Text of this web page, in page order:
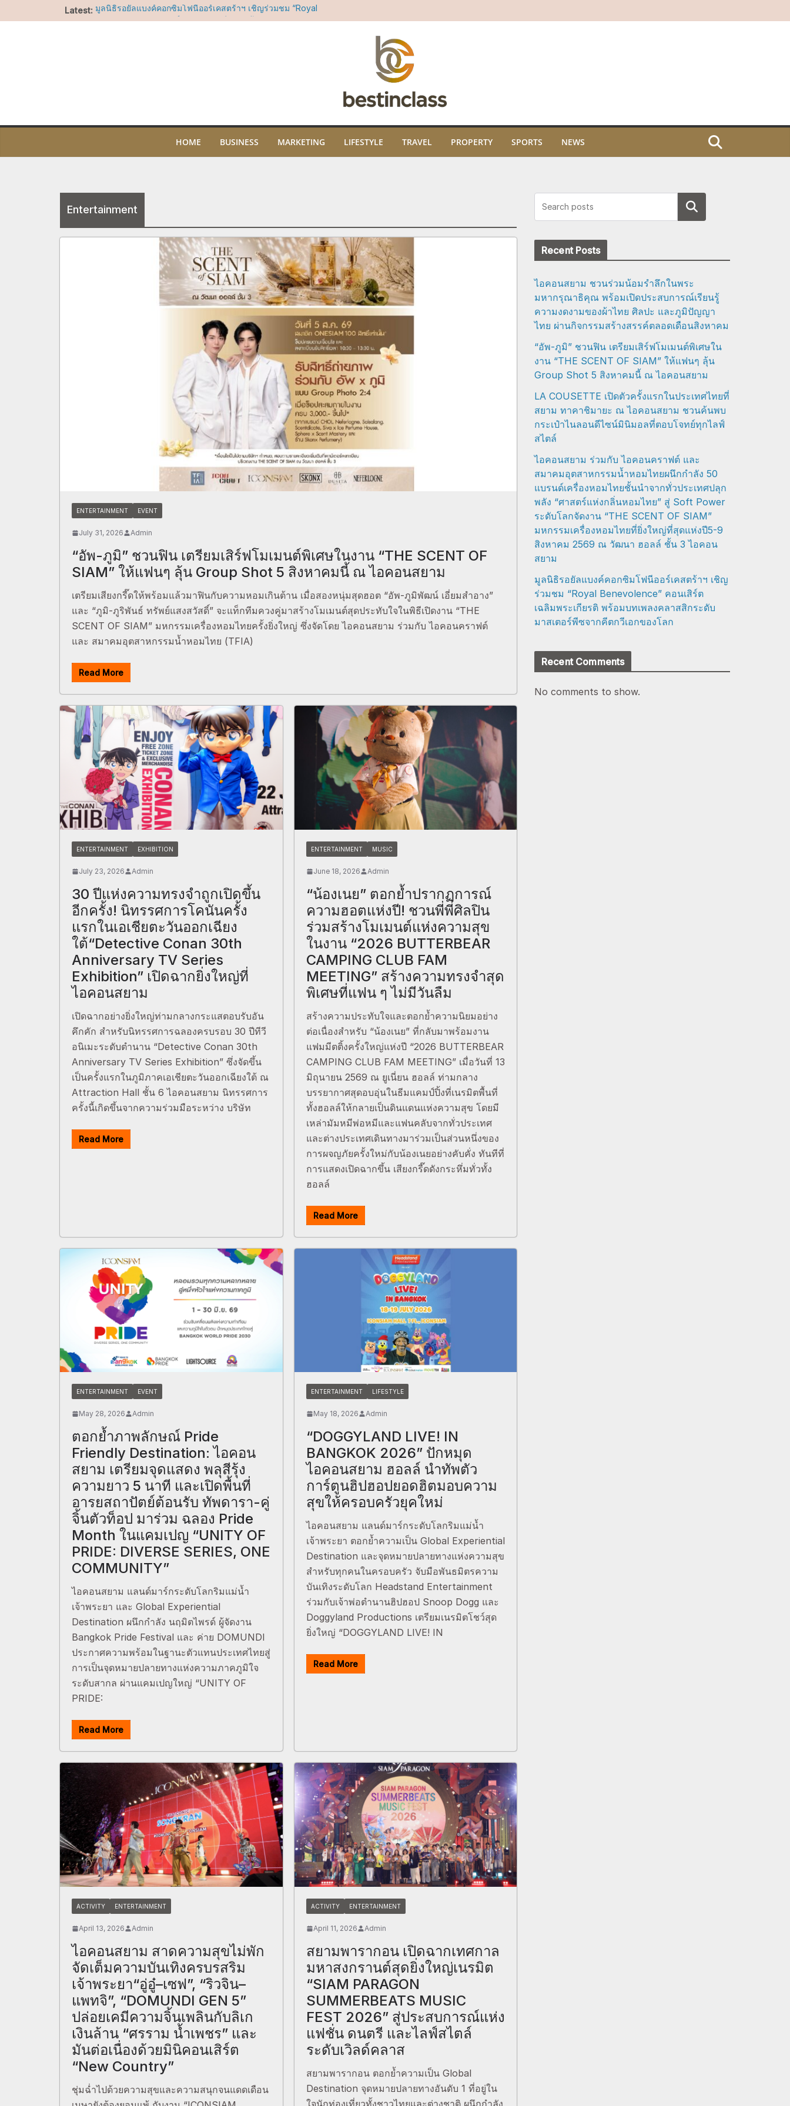
to
Latest: มูลนิธิรอยัลแบงค์คอกซิมโฟนีออร์เคสตร้าฯ เชิญร่วมชม “Royal
Benevolence” คอนเสิร์ตเฉลิมพระเกียรติ พร้อมบทเพลงคลาสสิ
โจทย์ทุกไลฟ์สไตล์
ไอคอนสยาม ร่วมกับ ไอคอนคราฟต์ และสมาคมอุตสาหกรรม
HOME BUSINESS MARKETING LIFESTYLE TRAVEL PROPERTY SPORTS NEWS
Entertainment
ENTERTAINMENT EVENT
July 31, 2026 Admin
“อัพ-ภูมิ” ชวนฟิน เตรียมเสิร์ฟโมเมนต์พิเศษในงาน “THE SCENT OF
SIAM” ให้แฟนๆ ลุ้น Group Shot 5 สิงหาคมนี้ ณ ไอคอนสยาม
เตรียมเสียงกรี๊ดให้พร้อมแล้วมาฟินกับความหอมเกินต้าน เมื่อสองหนุ่มสุดฮอต “อัพ-ภูมิพัฒน์ เอี่ยมสำอาง”
และ “ภูมิ-ภูริพันธ์ ทรัพย์แสงสวัสดิ์” จะแท็กทีมควงคู่มาสร้างโมเมนต์สุดประทับใจในพิธีเปิดงาน “THE
SCENT OF SIAM” มหกรรมเครื่องหอมไทยครั้งยิ่งใหญ่ ซึ่งจัดโดย ไอคอนสยาม ร่วมกับ ไอคอนคราฟต์
และ สมาคมอุตสาหกรรมน้ำหอมไทย (TFIA)
Read More
ENTERTAINMENT EXHIBITION
July 23, 2026 Admin
30 ปีแห่งความทรงจำถูกเปิดขึ้น
อีกครั้ง! นิทรรศการโคนันครั้ง
แรกในเอเชียตะวันออกเฉียง
ใต้“Detective Conan 30th
Anniversary TV Series
Exhibition” เปิดฉากยิ่งใหญ่ที่
ไอคอนสยาม
เปิดฉากอย่างยิ่งใหญ่ท่ามกลางกระแสตอบรับอัน
คึกคัก สำหรับนิทรรศการฉลองครบรอบ 30 ปีทีวี
อนิเมะระดับตำนาน “Detective Conan 30th
Anniversary TV Series Exhibition” ซึ่งจัดขึ้น
เป็นครั้งแรกในภูมิภาคเอเชียตะวันออกเฉียงใต้ ณ
Attraction Hall ชั้น 6 ไอคอนสยาม นิทรรศการ
ครั้งนี้เกิดขึ้นจากความร่วมมือระหว่าง บริษัท
Read More
ENTERTAINMENT MUSIC
June 18, 2026 Admin
“น้องเนย” ตอกย้ำปรากฏการณ์
ความฮอตแห่งปี! ชวนพี่พี่ศิลปิน
ร่วมสร้างโมเมนต์แห่งความสุข
ในงาน “2026 BUTTERBEAR
CAMPING CLUB FAM
MEETING” สร้างความทรงจำสุด
พิเศษที่แฟน ๆ ไม่มีวันลืม
สร้างความประทับใจและตอกย้ำความนิยมอย่าง
ต่อเนื่องสำหรับ “น้องเนย” ที่กลับมาพร้อมงาน
แฟมมีตติ้งครั้งใหญ่แห่งปี “2026 BUTTERBEAR
CAMPING CLUB FAM MEETING” เมื่อวันที่ 13
มิถุนายน 2569 ณ ยูเนี่ยน ฮอลล์ ท่ามกลาง
บรรยากาศสุดอบอุ่นในธีมแคมป์ปิ้งที่เนรมิตพื้นที่
ทั้งฮอลล์ให้กลายเป็นดินแดนแห่งความสุข โดยมี
เหล่ามัมหมีพ่อหมีและแฟนคลับจากทั่วประเทศ
และต่างประเทศเดินทางมาร่วมเป็นส่วนหนึ่งของ
การผจญภัยครั้งใหม่กับน้องเนยอย่างคับคั่ง ทันทีที่
การแสดงเปิดฉากขึ้น เสียงกรี๊ดดังกระหึ่มทั่วทั้ง
ฮอลล์
Read More
ENTERTAINMENT EVENT
May 28, 2026 Admin
ตอกย้ำภาพลักษณ์ Pride
Friendly Destination: ไอคอน
สยาม เตรียมจุดแสดง พลุสีรุ้ง
ความยาว 5 นาที และเปิดพื้นที่
อารยสถาปัตย์ต้อนรับ ทัพดารา-คู่
จิ้นตัวท็อป มาร่วม ฉลอง Pride
Month ในแคมเปญ “UNITY OF
PRIDE: DIVERSE SERIES, ONE
COMMUNITY”
ไอคอนสยาม แลนด์มาร์กระดับโลกริมแม่น้ำ
เจ้าพระยา และ Global Experiential
Destination ผนึกกำลัง นฤมิตไพรด์ ผู้จัดงาน
Bangkok Pride Festival และ ค่าย DOMUNDI
ประกาศความพร้อมในฐานะตัวแทนประเทศไทยสู่
การเป็นจุดหมายปลายทางแห่งความภาคภูมิใจ
ระดับสากล ผ่านแคมเปญใหญ่ “UNITY OF
PRIDE:
Read More
ENTERTAINMENT LIFESTYLE
May 18, 2026 Admin
“DOGGYLAND LIVE! IN
BANGKOK 2026” ปักหมุด
ไอคอนสยาม ฮอลล์ นำทัพตัว
การ์ตูนฮิปฮอปยอดฮิตมอบความ
สุขให้ครอบครัวยุคใหม่
ไอคอนสยาม แลนด์มาร์กระดับโลกริมแม่น้ำ
เจ้าพระยา ตอกย้ำความเป็น Global Experiential
Destination และจุดหมายปลายทางแห่งความสุข
สำหรับทุกคนในครอบครัว จับมือพันธมิตรความ
บันเทิงระดับโลก Headstand Entertainment
ร่วมกับเจ้าพ่อตำนานฮิปฮอป Snoop Dogg และ
Doggyland Productions เตรียมเนรมิตโชว์สุด
ยิ่งใหญ่ “DOGGYLAND LIVE! IN
Read More
ACTIVITY ENTERTAINMENT
April 13, 2026 Admin
ไอคอนสยาม สาดความสุขไม่พัก
จัดเต็มความบันเทิงครบรสริม
เจ้าพระยา“อู่อู๋–เซฟ”, “ริวจิน–
แพทจิ”, “DOMUNDI GEN 5”
ปล่อยเคมีความจิ้นเพลินกับลิเก
เงินล้าน “ศรราม น้ำเพชร” และ
มันต่อเนื่องด้วยมินิคอนเสิร์ต
“New Country”
ชุ่มฉ่ำไปด้วยความสุขและความสนุกจนแดดเดือน
ACTIVITY ENTERTAINMENT
April 11, 2026 Admin
สยามพารากอน เปิดฉากเทศกาล
มหาสงกรานต์สุดยิ่งใหญ่เนรมิต
“SIAM PARAGON
SUMMERBEATS MUSIC
FEST 2026” สู่ประสบการณ์แห่ง
แฟชั่น ดนตรี และไลฟ์สไตล์
ระดับเวิลด์คลาส
สยามพารากอน ตอกย้ำความเป็น Global
Destination จุดหมายปลายทางอันดับ 1 ที่อยู่ใน
ใจนักท่องเที่ยวทั้งชาวไทยและต่างชาติ ผนึกกำลัง
Search
Recent Posts
ไอคอนสยาม ชวนร่วมน้อมรำลึกในพระ
มหากรุณาธิคุณ พร้อมเปิดประสบการณ์เรียนรู้
ความงดงามของผ้าไทย ศิลปะ และภูมิปัญญา
ไทย ผ่านกิจกรรมสร้างสรรค์ตลอดเดือนสิงหาคม
“อัพ-ภูมิ” ชวนฟิน เตรียมเสิร์ฟโมเมนต์พิเศษใน
งาน “THE SCENT OF SIAM” ให้แฟนๆ ลุ้น
Group Shot 5 สิงหาคมนี้ ณ ไอคอนสยาม
LA COUSETTE เปิดตัวครั้งแรกในประเทศไทยที่
สยาม ทาคาชิมายะ ณ ไอคอนสยาม ชวนค้นพบ
กระเป๋าไนลอนดีไซน์มินิมอลที่ตอบโจทย์ทุกไลฟ์
สไตล์
ไอคอนสยาม ร่วมกับ ไอคอนคราฟต์ และ
สมาคมอุตสาหกรรมน้ำหอมไทยผนึกกำลัง 50
แบรนด์เครื่องหอมไทยชั้นนำจากทั่วประเทศปลุก
พลัง “ศาสตร์แห่งกลิ่นหอมไทย” สู่ Soft Power
ระดับโลกจัดงาน “THE SCENT OF SIAM”
มหกรรมเครื่องหอมไทยที่ยิ่งใหญ่ที่สุดแห่งปี5-9
สิงหาคม 2569 ณ วัฒนา ฮอลล์ ชั้น 3 ไอคอน
สยาม
มูลนิธิรอยัลแบงค์คอกซิมโฟนีออร์เคสตร้าฯ เชิญ
ร่วมชม “Royal Benevolence” คอนเสิร์ต
เฉลิมพระเกียรติ พร้อมบทเพลงคลาสสิกระดับ
มาสเตอร์พีซจากคีตกวีเอกของโลก
Recent Comments
No comments to show.